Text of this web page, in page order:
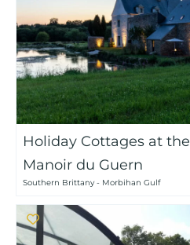
Holiday Cottages at the
Manoir du Guern
Southern Brittany - Morbihan Gulf